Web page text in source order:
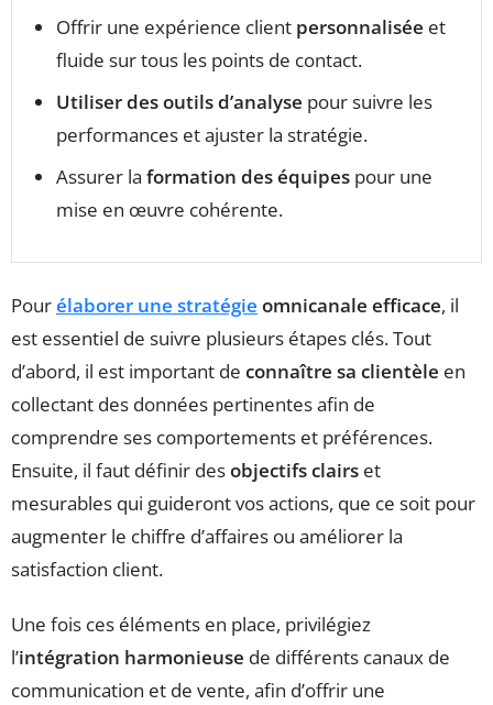
Offrir une expérience client personnalisée et
fluide sur tous les points de contact.
Utiliser des outils d’analyse pour suivre les
performances et ajuster la stratégie.
Assurer la formation des équipes pour une
mise en œuvre cohérente.
Pourélaborer une stratégie omnicanale efficace, il
est essentiel de suivre plusieurs étapes clés. Tout
d’abord, il est important de connaître sa clientèle en
collectant des données pertinentes afin de
comprendre ses comportements et préférences.
Ensuite, il faut définir desobjectifs clairs et
mesurables qui guideront vos actions, que ce soit pour
augmenter le chiffre d’affaires ou améliorer la
satisfaction client.
Une fois ces éléments en place, privilégiez
l’intégration harmonieuse de différents canaux de
communication et de vente, afin d’offrir une